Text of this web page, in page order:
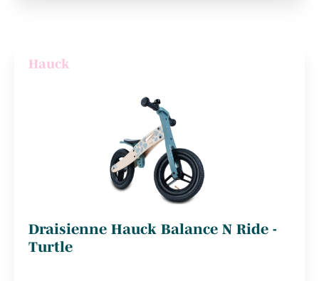
Hauck
Draisienne Hauck Balance N Ride -
Turtle